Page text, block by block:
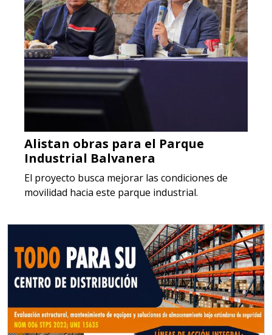
Alistan obras para el Parque
Industrial Balvanera
El proyecto busca mejorar las condiciones de
movilidad hacia este parque industrial.